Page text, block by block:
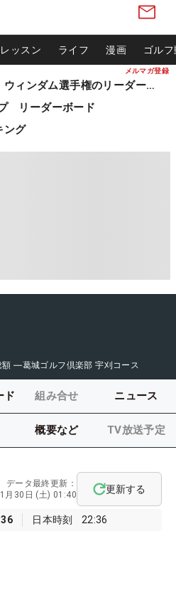
メルマガ登録
レッスン ライフ 漫画 ゴル
松山英樹ら出場 ウィンダム選手権のリーダーボード
リーダーボード
ング
額 ―葛城ゴルフ倶楽部 宇刈コース
ド 組み合せ ニュース
概要など TV放送予定
日本時刻 22:36
データ最終更新：
月30日 (土) 01:40
更新する